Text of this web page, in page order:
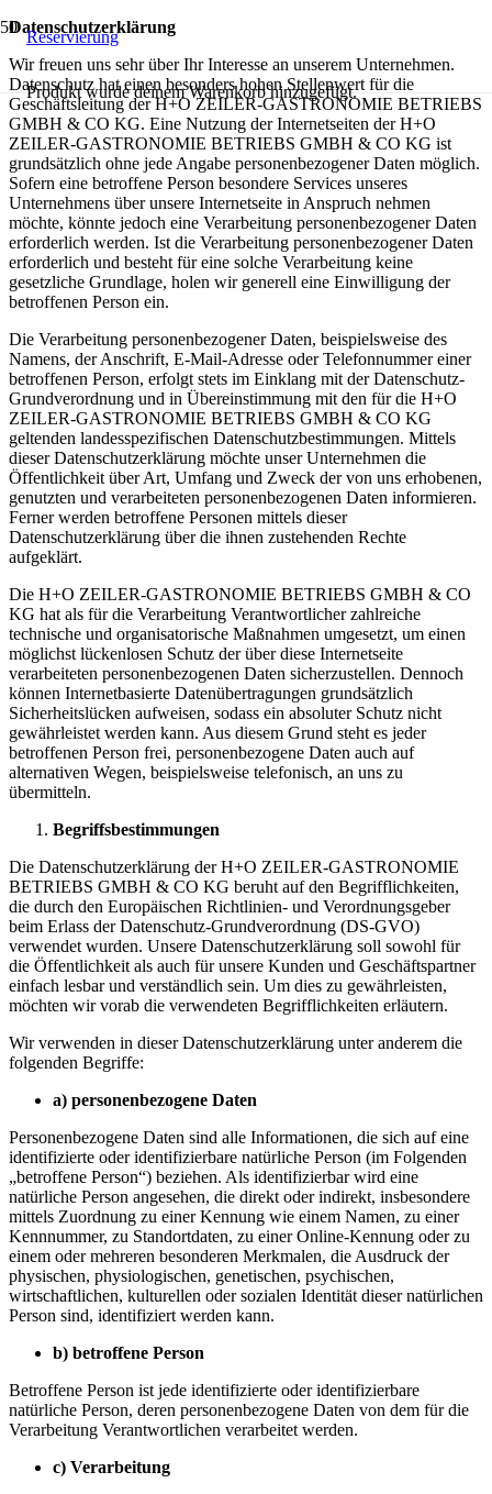
Reservierung
Produktwurde deinem Warenkorb hinzugefügt.
Datenschutzerklärung
Wir freuen uns sehr über Ihr Interesse an unserem Unternehmen.
Datenschutz hat einen besonders hohen Stellenwert für die
Geschäftsleitung der H+O ZEILER-GASTRONOMIE BETRIEBS
GMBH & CO KG. Eine Nutzung der Internetseiten der H+O
ZEILER-GASTRONOMIE BETRIEBS GMBH & CO KG ist
grundsätzlich ohne jede Angabe personenbezogener Daten möglich.
Sofern eine betroffene Person besondere Services unseres
Unternehmens über unsere Internetseite in Anspruch nehmen
möchte, könnte jedoch eine Verarbeitung personenbezogener Daten
erforderlich werden. Ist die Verarbeitung personenbezogener Daten
erforderlich und besteht für eine solche Verarbeitung keine
gesetzliche Grundlage, holen wir generell eine Einwilligung der
betroffenen Person ein.
Die Verarbeitung personenbezogener Daten, beispielsweise des
Namens, der Anschrift, E-Mail-Adresse oder Telefonnummer einer
betroffenen Person, erfolgt stets im Einklang mit der Datenschutz-
Grundverordnung und in Übereinstimmung mit den für die H+O
ZEILER-GASTRONOMIE BETRIEBS GMBH & CO KG
geltenden landesspezifischen Datenschutzbestimmungen. Mittels
dieser Datenschutzerklärung möchte unser Unternehmen die
Öffentlichkeit über Art, Umfang und Zweck der von uns erhobenen,
genutzten und verarbeiteten personenbezogenen Daten informieren.
Ferner werden betroffene Personen mittels dieser
Datenschutzerklärung über die ihnen zustehenden Rechte
aufgeklärt.
Die H+O ZEILER-GASTRONOMIE BETRIEBS GMBH & CO
KG hat als für die Verarbeitung Verantwortlicher zahlreiche
technische und organisatorische Maßnahmen umgesetzt, um einen
möglichst lückenlosen Schutz der über diese Internetseite
verarbeiteten personenbezogenen Daten sicherzustellen. Dennoch
können Internetbasierte Datenübertragungen grundsätzlich
Sicherheitslücken aufweisen, sodass ein absoluter Schutz nicht
gewährleistet werden kann. Aus diesem Grund steht es jeder
betroffenen Person frei, personenbezogene Daten auch auf
alternativen Wegen, beispielsweise telefonisch, an uns zu
übermitteln.
Begriffsbestimmungen
Die Datenschutzerklärung der H+O ZEILER-GASTRONOMIE
BETRIEBS GMBH & CO KG beruht auf den Begrifflichkeiten,
die durch den Europäischen Richtlinien- und Verordnungsgeber
beim Erlass der Datenschutz-Grundverordnung (DS-GVO)
verwendet wurden. Unsere Datenschutzerklärung soll sowohl für
die Öffentlichkeit als auch für unsere Kunden und Geschäftspartner
einfach lesbar und verständlich sein. Um dies zu gewährleisten,
möchten wir vorab die verwendeten Begrifflichkeiten erläutern.
Wir verwenden in dieser Datenschutzerklärung unter anderem die
folgenden Begriffe:
a) personenbezogene Daten
Personenbezogene Daten sind alle Informationen, die sich auf eine
identifizierte oder identifizierbare natürliche Person (im Folgenden
„betroffene Person“) beziehen. Als identifizierbar wird eine
natürliche Person angesehen, die direkt oder indirekt, insbesondere
mittels Zuordnung zu einer Kennung wie einem Namen, zu einer
Kennnummer, zu Standortdaten, zu einer Online-Kennung oder zu
einem oder mehreren besonderen Merkmalen, die Ausdruck der
physischen, physiologischen, genetischen, psychischen,
wirtschaftlichen, kulturellen oder sozialen Identität dieser natürlichen
Person sind, identifiziert werden kann.
b) betroffene Person
Betroffene Person ist jede identifizierte oder identifizierbare
natürliche Person, deren personenbezogene Daten von dem für die
Verarbeitung Verantwortlichen verarbeitet werden.
c) Verarbeitung